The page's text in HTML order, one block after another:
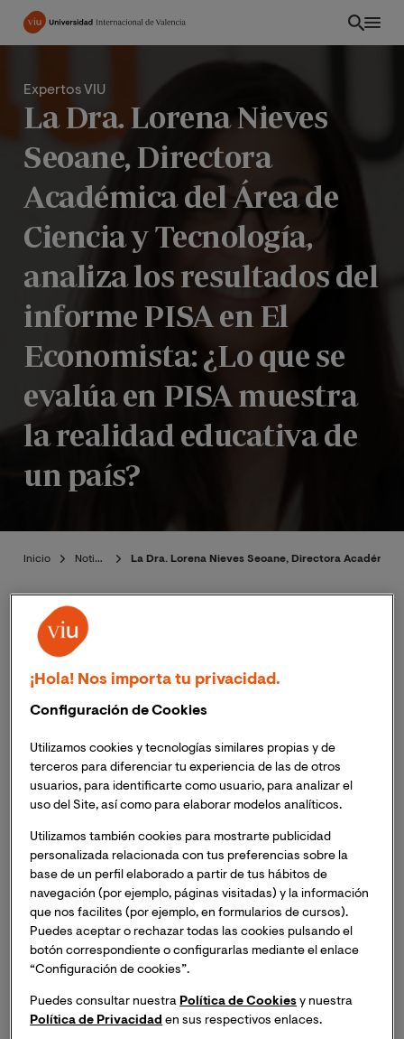
Pasar
Expertos VIU
La Dra. Lorena Nieves
Seoane, Directora
Académica del Área de
Ciencia y Tecnología,
analiza los resultados del
informe PISA en El
Economista: ¿Lo que se
evalúa en PISA muestra
la realidad educativa de
un país?
Inicio Noticias La Dra. Lorena Nieves Seoane, Directora
Publicado:23/12/2019 |Actualizado: 06/11/2023
La Dra. Lorena Nieves Seoane, Directora Académica
delÁrea de Ciencia y Tecnologíade la Universidad
Internacional de Valencia ha publicado un artículo en
El Economista en donde analiza la representatividad
delInforme PISA sobre la realidad educativa de
España. Entre otras cosas, la Doctora en Física,
Astronomía y Astrofísica señala que “Existen
numerosas referencias en el ámbito pedagógico donde
se sugiere que las pruebas realizadas por PISA no
abarcan todo el conjunto de enseñanzas que se
imparten en los centros educativos.” Porque “en los
en cuenta y que pueden dar un resultado sesgado hacia
un tipo concreto de conocimiento adquirido, de
¡Hola! Nos importa tu privacidad.
Configuración de Cookies
Utilizamos cookies y tecnologías similares propias y de
terceros para diferenciar tu experiencia de las de otros
usuarios, para identificarte como usuario, para analizar el
uso del Site, así como para elaborar modelos analíticos.
Utilizamos también cookies para mostrarte publicidad
personalizada relacionada con tus preferencias sobre la
base de un perfil elaborado a partir de tus hábitos de
navegación (por ejemplo, páginas visitadas) y la información
que nos facilites (por ejemplo, en formularios de cursos).
Puedes aceptar o rechazar todas las cookies pulsando el
botón correspondiente o configurarlas mediante el enlace
“Configuración de cookies”.
Puedes consultar nuestra Política de Cookies y nuestra
Política de Privacidad en sus respectivos enlaces.